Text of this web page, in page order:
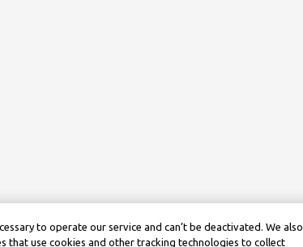
to operate our service and can’t be deactivated. We also
that use cookies and other tracking technologies to collect